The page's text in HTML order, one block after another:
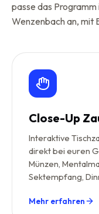
passe das Programm
Wenzenbach an, mit
Close-Up
Interaktive
direkt bei euren
Münzen,
Sektempfang,
Mehr erfahren